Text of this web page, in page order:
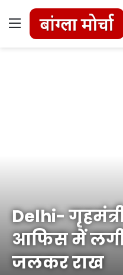
Menu
Delhi-
आफिस में
जलकर राख